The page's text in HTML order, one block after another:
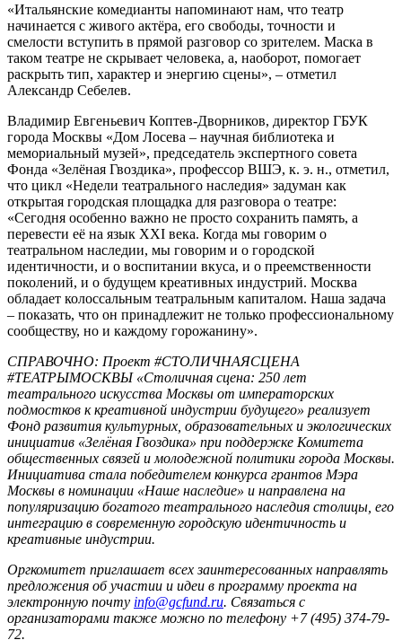
«Итальянские комедианты напоминают нам, что театр
начинается с живого актёра, его свободы, точности и
смелости вступить в прямой разговор со зрителем. Маска в
таком театре не скрывает человека, а, наоборот, помогает
раскрыть тип, характер и энергию сцены», – отметил
Александр Себелев.
Владимир Евгеньевич Коптев-Дворников, директор ГБУК
города Москвы «Дом Лосева – научная библиотека и
мемориальный музей», председатель экспертного совета
Фонда «Зелёная Гвоздика», профессор ВШЭ, к. э. н., отметил,
что цикл «Недели театрального наследия» задуман как
открытая городская площадка для разговора о театре:
«Сегодня особенно важно не просто сохранить память, а
перевести её на язык XXI века. Когда мы говорим о
театральном наследии, мы говорим и о городской
идентичности, и о воспитании вкуса, и о преемственности
поколений, и о будущем креативных индустрий. Москва
обладает колоссальным театральным капиталом. Наша задача
– показать, что он принадлежит не только профессиональному
сообществу, но и каждому горожанину».
СПРАВОЧНО: Проект #СТОЛИЧНАЯСЦЕНА
#ТЕАТРЫМОСКВЫ «Столичная сцена: 250 лет
театрального искусства Москвы от императорских
подмостков к креативной индустрии будущего» реализует
Фонд развития культурных, образовательных и экологических
инициатив «Зелёная Гвоздика» при поддержке Комитета
общественных связей и молодежной политики города Москвы.
Инициатива стала победителем конкурса грантов Мэра
Москвы в номинации «Наше наследие» и направлена на
популяризацию богатого театрального наследия столицы, его
интеграцию в современную городскую идентичность и
креативные индустрии.
Оргкомитет приглашает всех заинтересованных направлять
предложения об участии и идеи в программу проекта на
электронную почту info@gcfund.ru. Связаться с
организаторами также можно по телефону +7 (495) 374-79-
72.